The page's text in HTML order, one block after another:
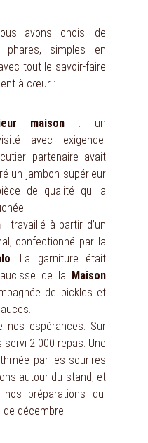
avons choisi de
phares, simples en
tout le savoir-faire
à cœur :
maison : un
avec exigence.
partenaire avait
un jambon supérieur
de qualité qui a
: travaillé à partir d’un
confectionné par la
. La garniture était
de la Maison
de pickles et
nos espérances. Sur
2 000 repas. Une
par les sourires
autour du stand, et
nos préparations qui
de décembre.